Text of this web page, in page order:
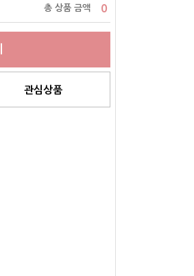
총 상품 금액 0
관심상품